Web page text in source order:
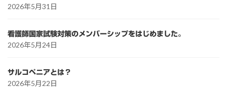
2026年5月31日
看護師国家試験対策のメンバーシップをはじめました。
2026年5月24日
サルコペニアとは？
2026年5月22日